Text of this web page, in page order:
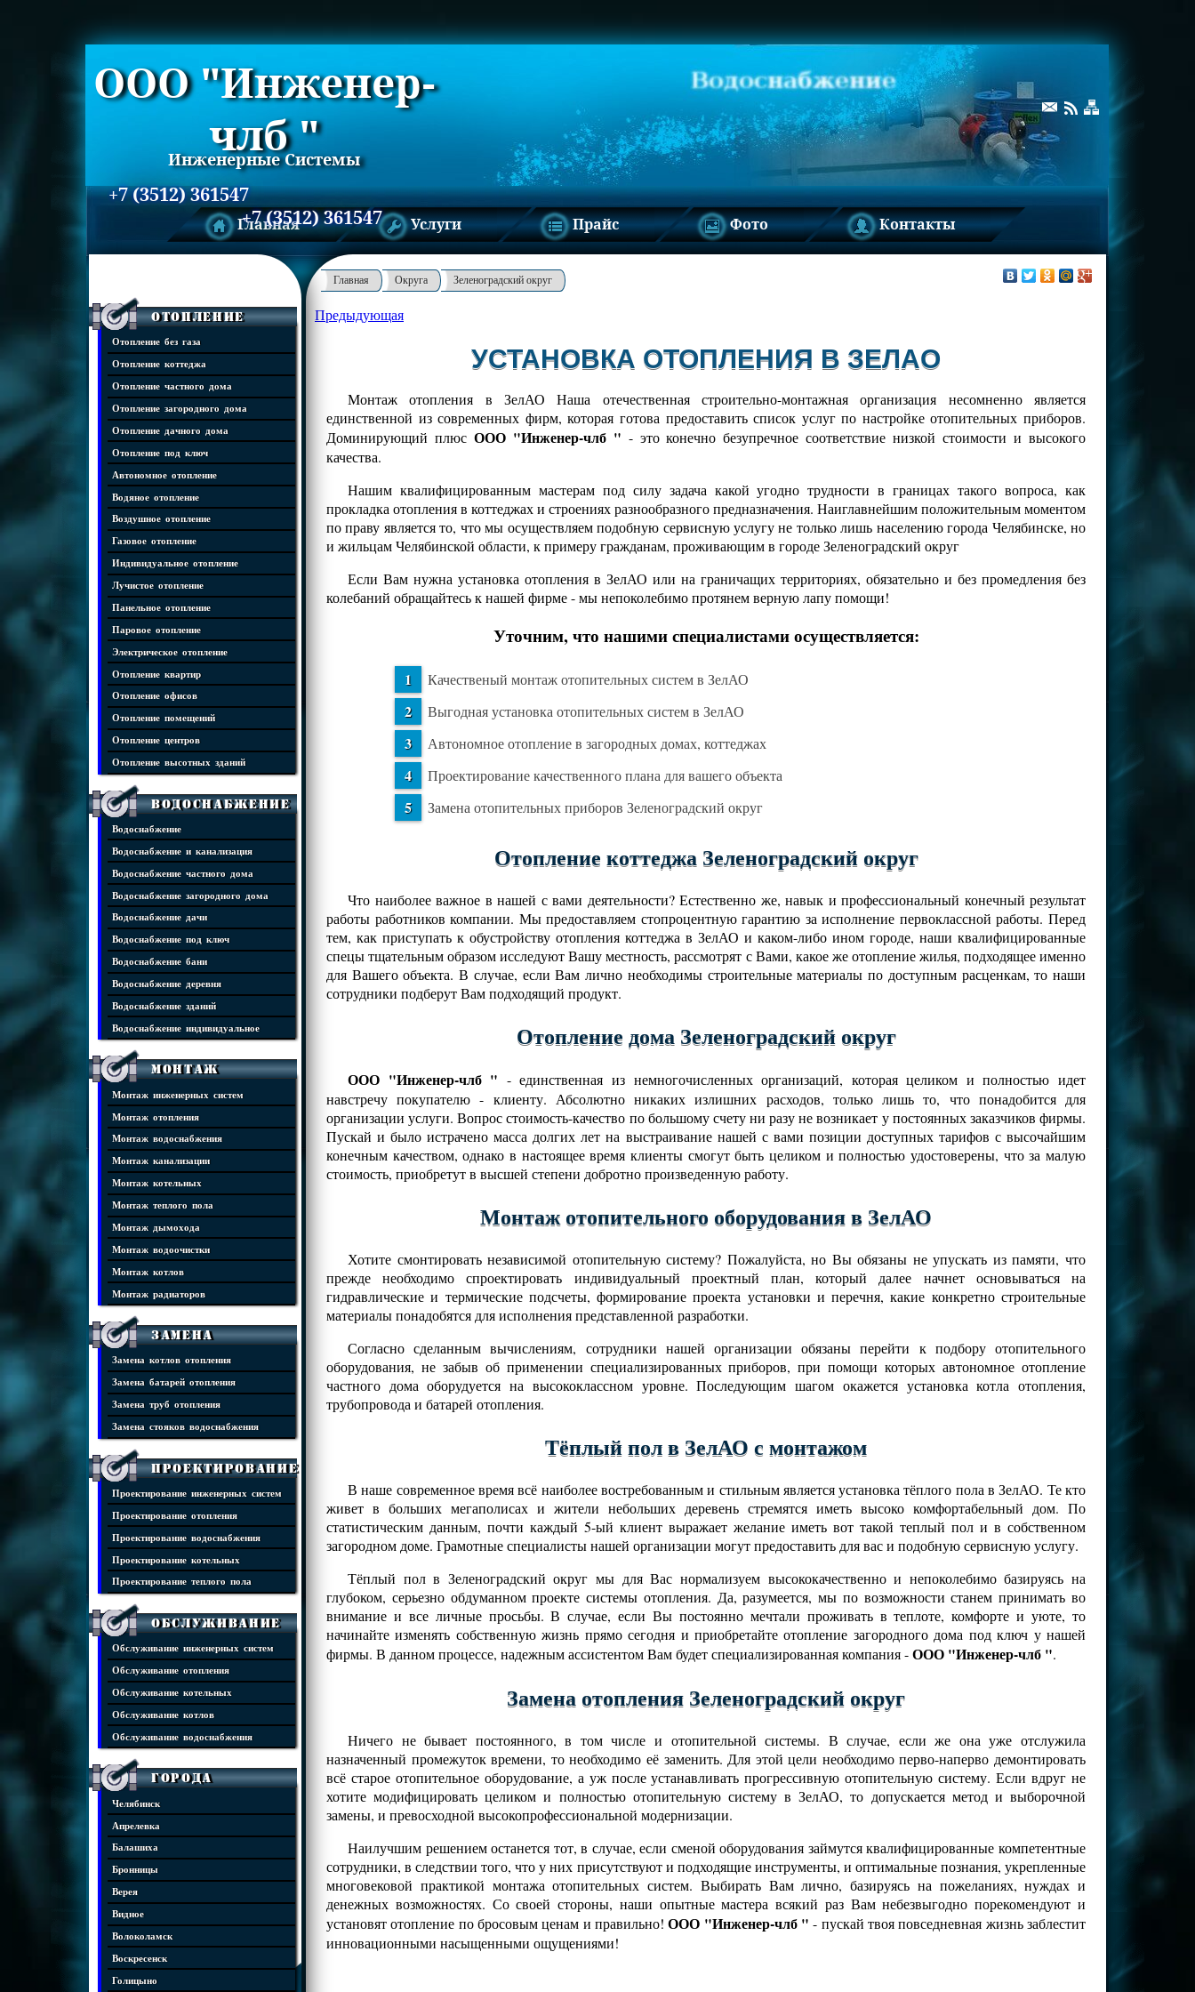
ООО "Инженер-
члб "
Инженерные Системы
+7 (3512) 361547
+7 (3512) 361547
Главная Услуги Прайс Фото Контакты
Отопление
Отопление без газа
Отопление коттеджа
Отопление частного дома
Отопление загородного дома
Отопление дачного дома
Отопление под ключ
Автономное отопление
Водяное отопление
Воздушное отопление
Газовое отопление
Индивидуальное отопление
Лучистое отопление
Панельное отопление
Паровое отопление
Электрическое отопление
Отопление квартир
Отопление офисов
Отопление помещений
Отопление центров
Отопление высотных зданий
Водоснабжение
Водоснабжение
Водоснабжение и канализация
Водоснабжение частного дома
Водоснабжение загородного дома
Водоснабжение дачи
Водоснабжение под ключ
Водоснабжение бани
Водоснабжение деревня
Водоснабжение зданий
Водоснабжение индивидуальное
Монтаж
Монтаж инженерных систем
Монтаж отопления
Монтаж водоснабжения
Монтаж канализации
Монтаж котельных
Монтаж теплого пола
Монтаж дымохода
Монтаж водоочистки
Монтаж котлов
Монтаж радиаторов
Замена
Замена котлов отопления
Замена батарей отопления
Замена труб отопления
Замена стояков водоснабжения
Проектирование
Проектирование инженерных систем
Проектирование отопления
Проектирование водоснабжения
Проектирование котельных
Проектирование теплого пола
Обслуживание
Обслуживание инженерных систем
Обслуживание отопления
Обслуживание котельных
Обслуживание котлов
Обслуживание водоснабжения
Города
Челябинск
Апрелевка
Балашиха
Бронницы
Верея
Видное
Волоколамск
Воскресенск
Голицыно
Главная Округа Зеленоградский округ
Предыдующая
УСТАНОВКА ОТОПЛЕНИЯ В ЗЕЛАО
Монтаж отопления в ЗелАО Наша отечественная строительно-монтажная организация несомненно является
единственной из современных фирм, которая готова предоставить список услуг по настройке отопительных приборов.
Доминирующий плюс ООО "Инженер-члб " - это конечно безупречное соответствие низкой стоимости и высокого
качества.
Нашим квалифицированным мастерам под силу задача какой угодно трудности в границах такого вопроса, как
прокладка отопления в коттеджах и строениях разнообразного предназначения. Наиглавнейшим положительным моментом
по праву является то, что мы осуществляем подобную сервисную услугу не только лишь населению города Челябинске, но
и жильцам Челябинской области, к примеру гражданам, проживающим в городе Зеленоградский округ
Если Вам нужна установка отопления в ЗелАО или на граничащих территориях, обязательно и без промедления без
колебаний обращайтесь к нашей фирме - мы непоколебимо протянем верную лапу помощи!
Уточним, что нашими специалистами осуществляется:
Качественый монтаж отопительных систем в ЗелАО
Выгодная установка отопительных систем в ЗелАО
Автономное отопление в загородных домах, коттеджах
Проектирование качественного плана для вашего объекта
Замена отопительных приборов Зеленоградский округ
Отопление коттеджа Зеленоградский округ
Что наиболее важное в нашей с вами деятельности? Естественно же, навык и профессиональный конечный результат
работы работников компании. Мы предоставляем стопроцентную гарантию за исполнение первоклассной работы. Перед
тем, как приступать к обустройству отопления коттеджа в ЗелАО и каком-либо ином городе, наши квалифицированные
спецы тщательным образом исследуют Вашу местность, рассмотрят с Вами, какое же отопление жилья, подходящее именно
для Вашего объекта. В случае, если Вам лично необходимы строительные материалы по доступным расценкам, то наши
сотрудники подберут Вам подходящий продукт.
Отопление дома Зеленоградский округ
ООО "Инженер-члб " - единственная из немногочисленных организаций, которая целиком и полностью идет
навстречу покупателю - клиенту. Абсолютно никаких излишних расходов, только лишь то, что понадобится для
организации услуги. Вопрос стоимость-качество по большому счету ни разу не возникает у постоянных заказчиков фирмы.
Пускай и было истрачено масса долгих лет на выстраивание нашей с вами позиции доступных тарифов с высочайшим
конечным качеством, однако в настоящее время клиенты смогут быть целиком и полностью удостоверены, что за малую
стоимость, приобретут в высшей степени добротно произведенную работу.
Монтаж отопительного оборудования в ЗелАО
Хотите смонтировать независимой отопительную систему? Пожалуйста, но Вы обязаны не упускать из памяти, что
прежде необходимо спроектировать индивидуальный проектный план, который далее начнет основываться на
гидравлические и термические подсчеты, формирование проекта установки и перечня, какие конкретно строительные
материалы понадобятся для исполнения представленной разработки.
Согласно сделанным вычислениям, сотрудники нашей организации обязаны перейти к подбору отопительного
оборудования, не забыв об применении специализированных приборов, при помощи которых автономное отопление
частного дома оборудуется на высококлассном уровне. Последующим шагом окажется установка котла отопления,
трубопровода и батарей отопления.
Тёплый пол в ЗелАО с монтажом
В наше современное время всё наиболее востребованным и стильным является установка тёплого пола в ЗелАО. Те кто
живет в больших мегаполисах и жители небольших деревень стремятся иметь высоко комфортабельный дом. По
статистическим данным, почти каждый 5-ый клиент выражает желание иметь вот такой теплый пол и в собственном
загородном доме. Грамотные специалисты нашей организации могут предоставить для вас и подобную сервисную услугу.
Тёплый пол в Зеленоградский округ мы для Вас нормализуем высококачественно и непоколебимо базируясь на
глубоком, серьезно обдуманном проекте системы отопления. Да, разумеется, мы по возможности станем принимать во
внимание и все личные просьбы. В случае, если Вы постоянно мечтали проживать в теплоте, комфорте и уюте, то
начинайте изменять собственную жизнь прямо сегодня и приобретайте отопление загородного дома под ключ у нашей
фирмы. В данном процессе, надежным ассистентом Вам будет специализированная компания -ООО "Инженер-члб ".
Замена отопления Зеленоградский округ
Ничего не бывает постоянного, в том числе и отопительной системы. В случае, если же она уже отслужила
назначенный промежуток времени, то необходимо её заменить. Для этой цели необходимо перво-наперво демонтировать
всё старое отопительное оборудование, а уж после устанавливать прогрессивную отопительную систему. Если вдруг не
хотите модифицировать целиком и полностью отопительную систему в ЗелАО, то допускается метод и выборочной
замены, и превосходной высокопрофессиональной модернизации.
Наилучшим решением останется тот, в случае, если сменой оборудования займутся квалифицированные компетентные
сотрудники, в следствии того, что у них присутствуют и подходящие инструменты, и оптимальные познания, укрепленные
многовековой практикой монтажа отопительных систем. Выбирать Вам лично, базируясь на пожеланиях, нуждах и
денежных возможностях. Со своей стороны, наши опытные мастера всякий раз Вам небезвыгодно порекомендуют и
установят отопление по бросовым ценам и правильно!ООО "Инженер-члб " - пускай твоя повседневная жизнь заблестит
инновационными насыщенными ощущениями!